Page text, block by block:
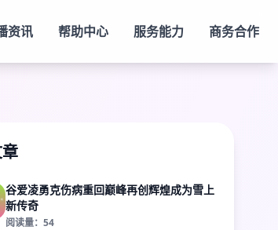
资讯 帮助中心 服务能力 商务合作
谷爱凌勇克伤病重回巅峰再创辉煌成为雪上
新传奇
阅读量：54